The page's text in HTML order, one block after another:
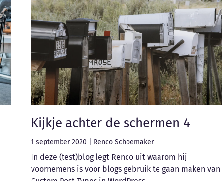
Kijkje achter de schermen 4
1 september 2020 Renco Schoemaker
In deze (test)blog legt Renco uit waarom hij
voornemens is voor blogs gebruik te gaan maken van